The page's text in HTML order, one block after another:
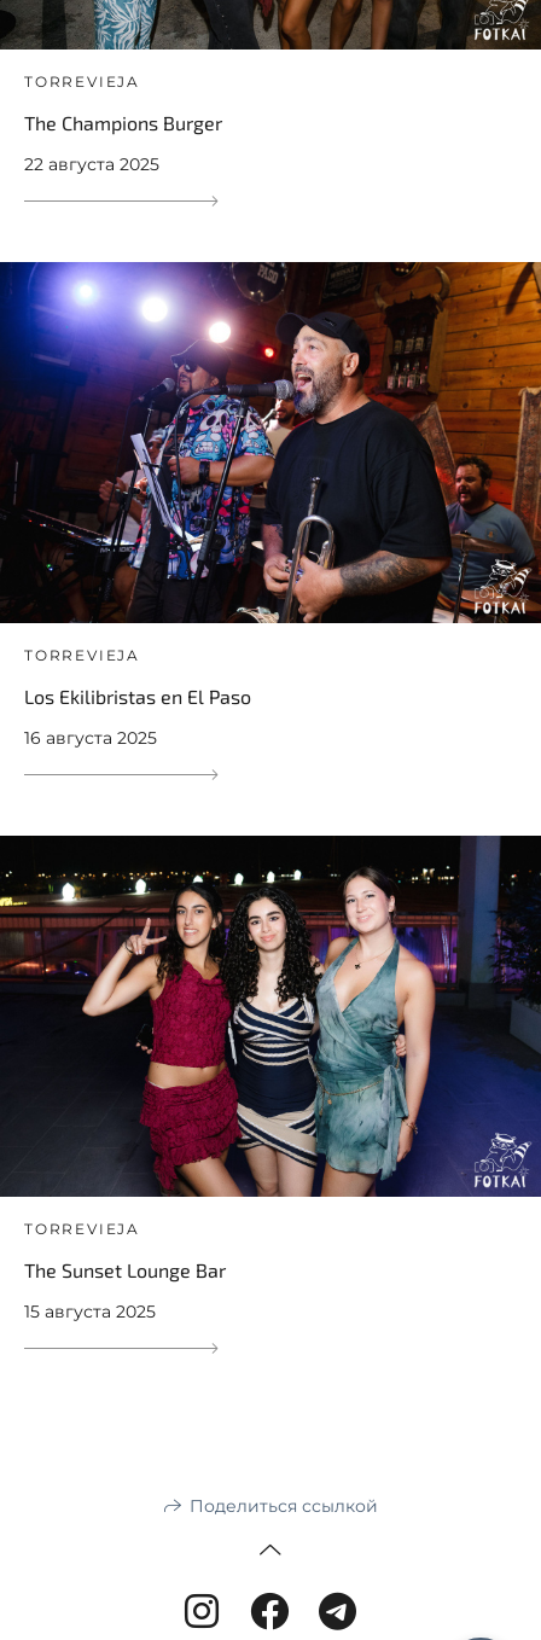
TORREVIEJA
The Champions Burger
22 августа 2025
TORREVIEJA
Los Ekilibristas en El Paso
16 августа 2025
TORREVIEJA
The Sunset Lounge Bar
15 августа 2025
Поделиться ссылкой